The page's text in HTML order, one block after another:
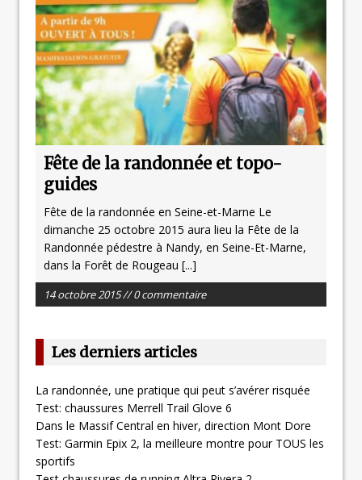
Fête de la randonnée et topo-
guides
Fête de la randonnée en Seine-et-Marne Le
dimanche 25 octobre 2015 aura lieu la Fête de la
Randonnée pédestre à Nandy, en Seine-Et-Marne,
dans la Forêt de Rougeau [...]
14 octobre 2015 // 0 commentaire
Les derniers articles
La randonnée, une pratique qui peut s’avérer risquée
Test: chaussures Merrell Trail Glove 6
Dans le Massif Central en hiver, direction Mont Dore
Test: Garmin Epix 2, la meilleure montre pour TOUS les
sportifs